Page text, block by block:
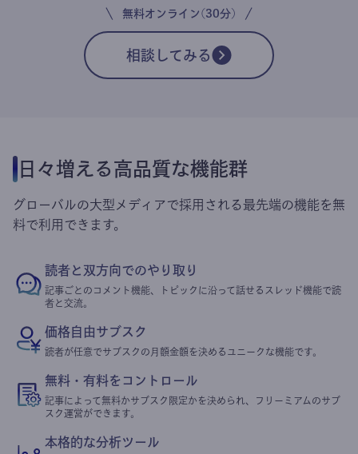
無料オンライン(30分)
相談してみる
日々増える高品質な機能群
グローバルの大型メディアで採用される最先端の機能を無
料で利用できます。
読者と双方向でのやり取り
記事ごとのコメント機能、トピックに沿って話せるスレッド機能で読
者と交流。
価格自由サブスク
読者が任意でサブスクの月額金額を決めるユニークな機能です。
無料・有料をコントロール
記事によって無料かサブスク限定かを決められ、フリーミアムのサブ
スク運営ができます。
本格的な分析ツール